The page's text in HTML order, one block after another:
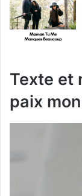
Texte et
paix